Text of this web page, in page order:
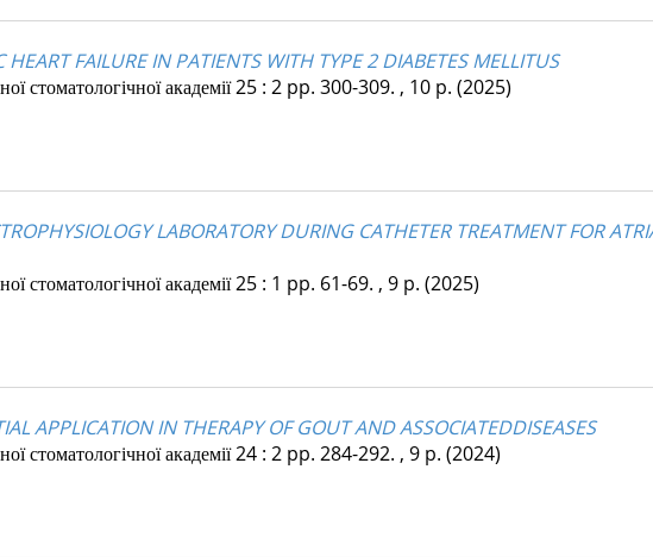
FAILURE IN PATIENTS WITH TYPE 2 DIABETES MELLITUS
стоматологічної академії25: 2 pp. 300-309. , 10 p. (2025)
LABORATORY DURING CATHETER TREATMENT FOR
стоматологічної академії25: 1 pp. 61-69. , 9 p. (2025)
APPLICATION IN THERAPY OF GOUT AND ASSOCIATEDDISEASES
стоматологічної академії24: 2 pp. 284-292. , 9 p. (2024)